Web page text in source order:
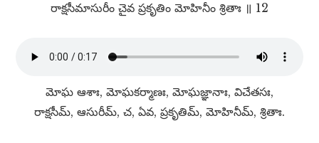
రాక్షసీమాసురీం చైవ ప్రకృతిం మోహినీం శ్రితాః ॥ 12
మోఘ ఆశాః, మోఘకర్మాణః, మోఘజ్ఞానాః, విచేతసః,
రాక్షసీమ్​, ఆసురీమ్​, చ, ఏవ, ప్రకృతిమ్​, మోహినీమ్​, శ్రితాః.